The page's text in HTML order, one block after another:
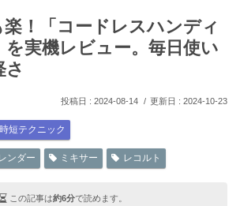
！「コードレスハンディ
を実機レビュー。毎日使い
さ
2024-08-14 2024-10-23
時短テクニック
ンダー ミキサー レコルト
この記事は約6分で読めます。